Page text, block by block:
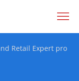
Retail Expert pro